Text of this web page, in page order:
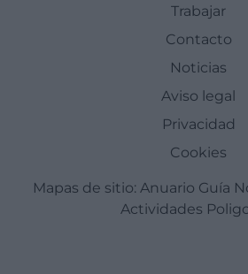
Trabajar
Contacto
Noticias
Aviso legal
Privacidad
Cookies
Mapas de sitio: Anuario Guía
Actividades